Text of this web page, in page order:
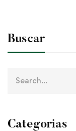
Buscar
Categorias